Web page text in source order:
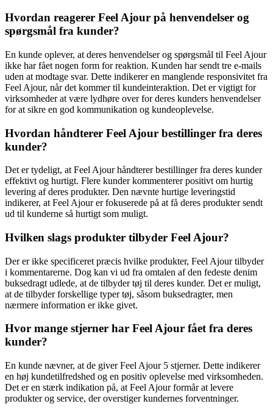
Hvordan reagerer Feel Ajour på henvendelser og
spørgsmål fra kunder?
En kunde oplever, at deres henvendelser og spørgsmål til Feel Ajour
ikke har fået nogen form for reaktion. Kunden har sendt tre e-mails
uden at modtage svar. Dette indikerer en manglende responsivitet fra
Feel Ajour, når det kommer til kundeinteraktion. Det er vigtigt for
virksomheder at være lydhøre over for deres kunders henvendelser
for at sikre en god kommunikation og kundeoplevelse.
Hvordan håndterer Feel Ajour bestillinger fra deres
kunder?
Det er tydeligt, at Feel Ajour håndterer bestillinger fra deres kunder
effektivt og hurtigt. Flere kunder kommenterer positivt om hurtig
levering af deres produkter. Den nævnte hurtige leveringstid
indikerer, at Feel Ajour er fokuserede på at få deres produkter sendt
ud til kunderne så hurtigt som muligt.
Hvilken slags produkter tilbyder Feel Ajour?
Der er ikke specificeret præcis hvilke produkter, Feel Ajour tilbyder
i kommentarerne. Dog kan vi ud fra omtalen af den fedeste denim
buksedragt udlede, at de tilbyder tøj til deres kunder. Det er muligt,
at de tilbyder forskellige typer tøj, såsom buksedragter, men
nærmere information er ikke givet.
Hvor mange stjerner har Feel Ajour fået fra deres
kunder?
En kunde nævner, at de giver Feel Ajour 5 stjerner. Dette indikerer
en høj kundetilfredshed og en positiv oplevelse med virksomheden.
Det er en stærk indikation på, at Feel Ajour formår at levere
produkter og service, der overstiger kundernes forventninger.